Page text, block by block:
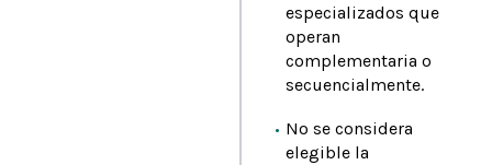
especializados que
operan
complementaria o
secuencialmente.
No se considera
elegible la